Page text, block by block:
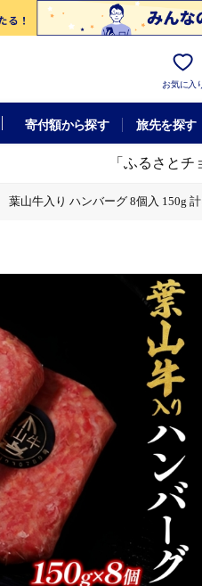
お気に入
寄付額から探す 旅先を探す
「ふるさと
葉山牛入り ハンバーグ 8個入 150g